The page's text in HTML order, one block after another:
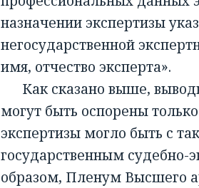
назначении экспертизы
негосударственной
имя, отчество эксперта».
Как сказано выше,
могут быть оспорены
экспертизы могло быть с
государственным
образом, Пленум Высшего